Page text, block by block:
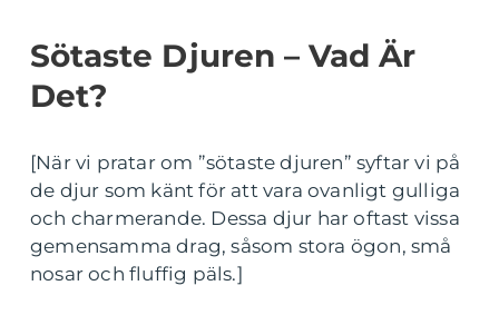
Sötaste Djuren – Vad Är
Det?
[När vi pratar om ”sötaste djuren” syftar vi på
de djur som känt för att vara ovanligt gulliga
och charmerande. Dessa djur har oftast vissa
gemensamma drag, såsom stora ögon, små
nosar och fluffig päls.]